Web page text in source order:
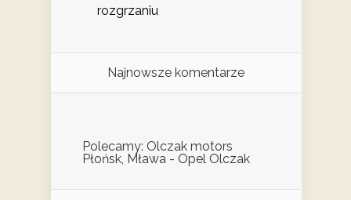
rozgrzaniu
Najnowsze komentarze
Polecamy: Olczak motors
Płońsk, Mława - Opel Olczak